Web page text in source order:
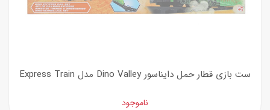
ست بازی قطار حمل دایناسور Dino Valley مدل Express Train
ناموجود